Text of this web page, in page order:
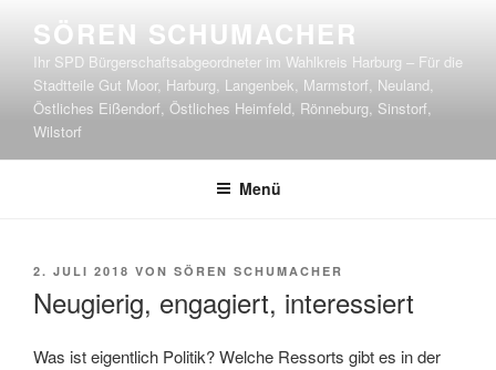
Inhalt
springen
SÖREN SCHUMACHER
Ihr SPD Bürgerschaftsabgeordneter im Wahlkreis Harburg – Für die
Stadtteile Gut Moor, Harburg, Langenbek, Marmstorf, Neuland,
Östliches Eißendorf, Östliches Heimfeld, Rönneburg, Sinstorf,
Wilstorf
Menü
VERÖFFENTLICHT
2. JULI 2018 VON SÖREN SCHUMACHER
Neugierig, engagiert, interessiert
Was ist eigentlich Politik? Welche Ressorts gibt es in der